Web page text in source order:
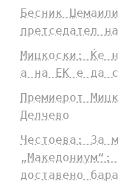
Бесник
претседател
Мицкоски: Ќе
а на ЕК е да
Премиерот
Делчево
Честоева: За
доставено